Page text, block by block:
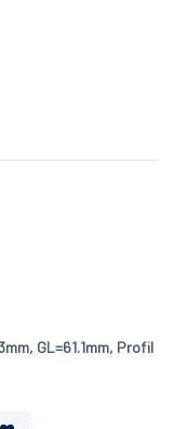
GL=61.1mm, Profil